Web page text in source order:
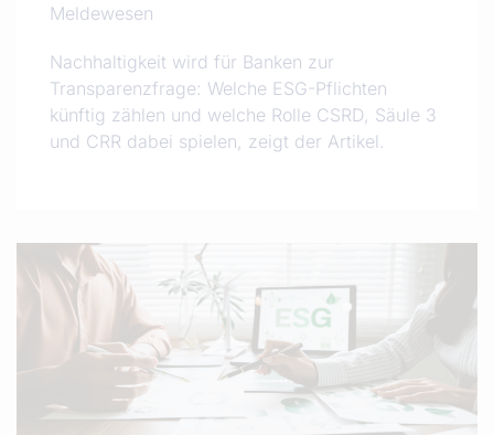
Meldewesen
Nachhaltigkeit wird für Banken zur
Transparenzfrage: Welche ESG-Pflichten
künftig zählen und welche Rolle CSRD, Säule 3
und CRR dabei spielen, zeigt der Artikel.